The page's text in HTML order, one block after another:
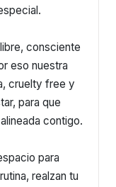
consciente
eso nuestra
cruelty free y
para que
contigo.
para
realzan tu